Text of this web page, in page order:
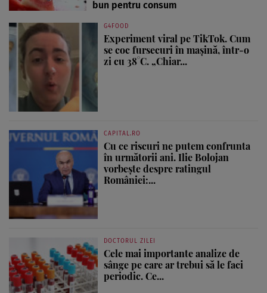
bun pentru consum
G4FOOD
Experiment viral pe TikTok. Cum
se coc fursecuri în mașină, într-o
zi cu 38°C. „Chiar...
CAPITAL.RO
Cu ce riscuri ne putem confrunta
în următorii ani. Ilie Bolojan
vorbește despre ratingul
României:...
DOCTORUL ZILEI
Cele mai importante analize de
sânge pe care ar trebui să le faci
periodic. Ce...